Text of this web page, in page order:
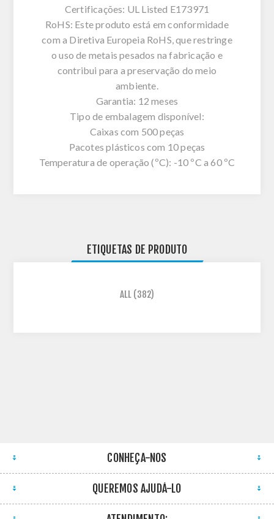
Certificações: UL Listed E173971
RoHS: Este produto está em conformidade
com a Diretiva Europeia RoHS, que restringe
o uso de metais pesados na fabricação e
contribui para a preservação do meio
ambiente.
Garantia: 12 meses
Tipo de embalagem disponível:
Caixas com 500 peças
Pacotes plásticos com 10 peças
Temperatura de operação (ºC): -10 ºC a 60 ºC
ETIQUETAS DE PRODUTO
ALL (382)
CONHEÇA-NOS
QUEREMOS AJUDÁ-LO